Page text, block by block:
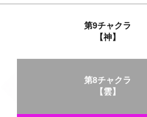
第9チャクラ
【神】
第8チャクラ
【雲】